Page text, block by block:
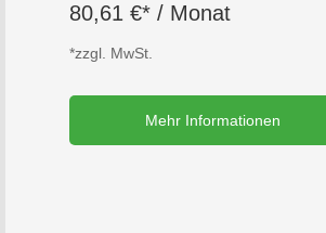
80,61 €* / Monat
*zzgl. MwSt.
Mehr Informationen